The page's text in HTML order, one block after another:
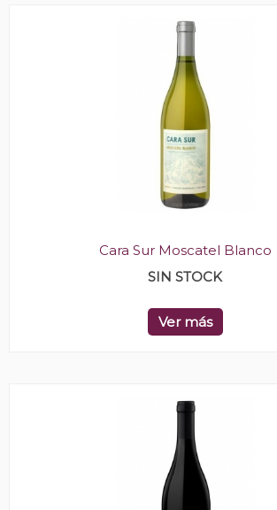
Cara Sur Moscatel Blanco
SIN STOCK
Ver más